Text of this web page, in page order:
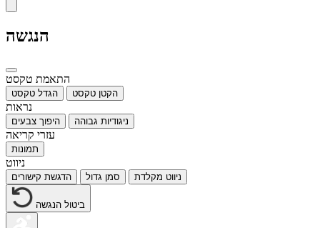
הנגשה
התאמת טקסט
הגדל טקסט הקטן טקסט
נראות
היפוך צבעים ניגודיות גבוהה
עזרי קריאה
תמונות
ניווט
הדגשת קישורים סמן גדול ניווט מקלדת
ביטול הנגשה